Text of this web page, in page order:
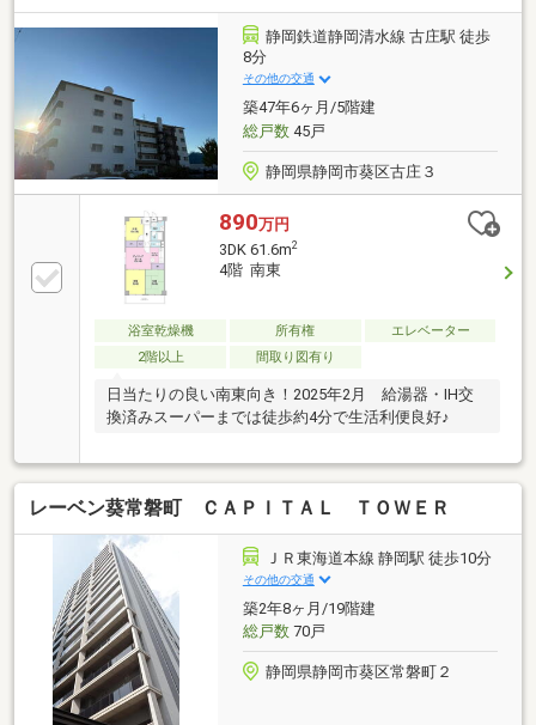
静岡鉄道静岡清水線 古庄駅 徒歩
8分
その他の交通
築47年6ヶ月/5階建
総戸数45戸
静岡県静岡市葵区古庄３
890万円
3DK 61.6m2
4階 南東
浴室乾燥機 所有権
エレベーター
2階以上
間取り図有り
日当たりの良い南東向き！2025年2月 給湯器・IH交
換済みスーパーまでは徒歩約4分で生活利便良好♪
レーベン葵常磐町 ＣＡＰＩＴＡＬ ＴＯＷＥＲ
ＪＲ東海道本線 静岡駅 徒歩10分
その他の交通
築2年8ヶ月/19階建
総戸数70戸
静岡県静岡市葵区常磐町２